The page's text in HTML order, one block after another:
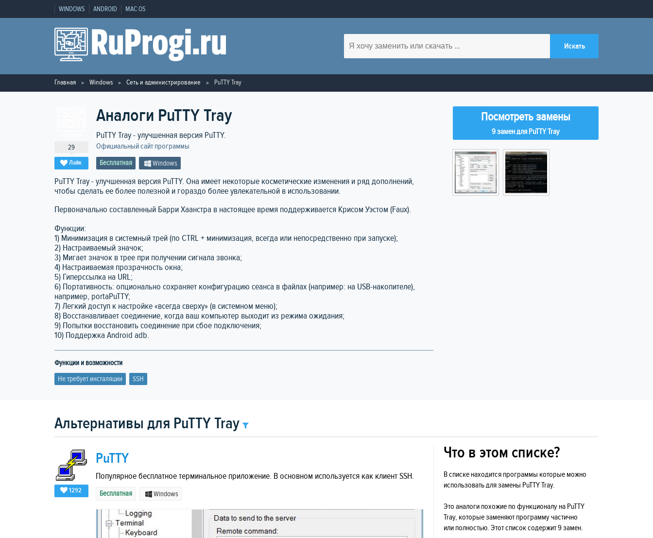
WINDOWS ANDROID MAC OS
Главная Windows Сеть и администрирование PuTTY Tray
29
Лайк
Аналоги PuTTY Tray
PuTTY Tray - улучшенная версия PuTTY.
Официальный сайт программы
Бесплатная Windows
Посмотреть замены
9 замен для PuTTY Tray
PuTTY Tray - улучшенная версия PuTTY. Она имеет некоторые косметические изменения и ряд дополнений,
чтобы сделать ее более полезной и гораздо более увлекательной в использовании.
Первоначально составленный Барри Хаанстра в настоящее время поддерживается Крисом Уэстом (Faux).
Функции:
1) Минимизация в системный трей (по CTRL + минимизация, всегда или непосредственно при запуске);
2) Настраиваемый значок;
3) Мигает значок в трее при получении сигнала звонка;
4) Настраиваемая прозрачность окна;
5) Гиперссылка на URL;
6) Портативность: опционально сохраняет конфигурацию сеанса в файлах (например: на USB-накопителе),
например, portaPuTTY;
7) Легкий доступ к настройке «всегда сверху» (в системном меню);
8) Восстанавливает соединение, когда ваш компьютер выходит из режима ожидания;
9) Попытки восстановить соединение при сбое подключения;
10) Поддержка Android adb.
Функции и возможности
Не требует инсталяции
SSH
Альтернативы для PuTTY Tray
1292
PuTTY
Популярное бесплатное терминальное приложение. В основном используется как клиент SSH.
Бесплатная Windows
Что в этом списке?
В списке находится программы которые можно
использовать для замены PuTTY Tray.
Это аналоги похожие по функционалу на PuTTY
Tray, которые заменяют программу частично
или полностью. Этот список содержит 9 замен.